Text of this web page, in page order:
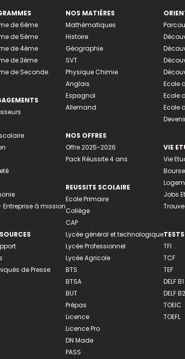
de 6ème
de 5ème
de 4ème
de 3ème
de Seconde
Entreprise à mission
de Presse
NOS MATIÈRES
Mathématiques
Histoire
Géographie
SVT
Physique Chimie
Anglais
Espagnol
Allemand
NOS OFFRES
Offre 2025-2026
Pack Réussite 4 ans
REUSSITE SCOLAIRE
Ecole Primaire
Collège
CAP
Lycée général et technologique
Lycée Professionnel
Lycée Agricole
BTS
BTSA
BUT
Prépas
Licence
Licence Pro
DN Made
PASS
Ecole
Ecole
Ecole
VIE
Vie
Jobs
TFI
TCF
TEF
DELF B1
DELF B2
TOEIC
TOEFL